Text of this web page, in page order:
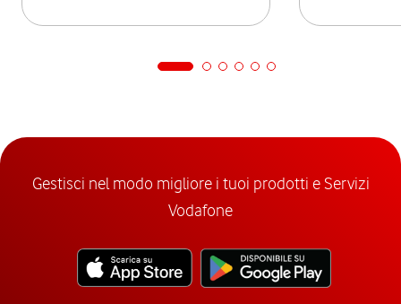
Gestisci nel modo migliore i tuoi prodotti e Servizi
Vodafone